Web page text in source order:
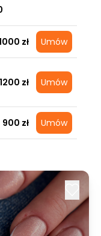
zł Umów
1200 zł Umów
900 zł Umów